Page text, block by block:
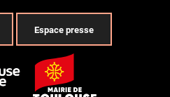
Espace presse